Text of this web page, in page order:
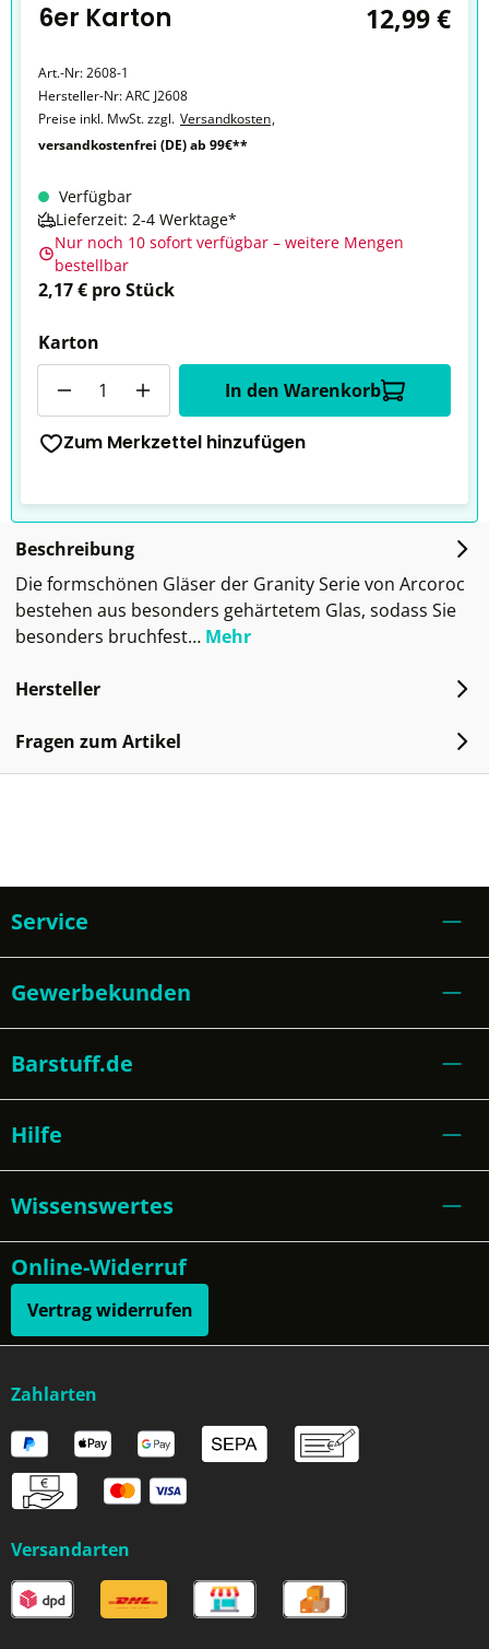
6er Karton 12,99 €
Art.-Nr:2608-1
Hersteller-Nr:ARC J2608
Preise inkl. MwSt. zzgl. Versandkosten,
versandkostenfrei (DE) ab 99€**
Verfügbar
Lieferzeit: 2-4 Werktage*
Nur noch 10 sofort verfügbar – weitere Mengen
bestellbar
2,17 € pro Stück
Karton
In den Warenkorb
Zum Merkzettel hinzufügen
Beschreibung
Die formschönen Gläser der Granity Serie von Arcoroc
bestehen aus besonders gehärtetem Glas, sodass Sie
besonders bruchfest… Mehr
Hersteller
Fragen zum Artikel
Service
Gewerbekunden
Barstuff.de
Hilfe
Wissenswertes
Online-Widerruf
Vertrag widerrufen
Zahlarten
Versandarten